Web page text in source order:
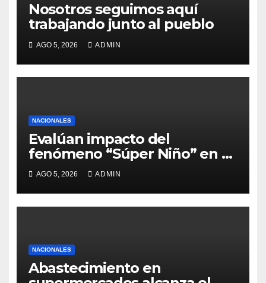
Nosotros seguimos aquí
trabajando junto al pueblo
AGO 5, 2026 ADMIN
NACIONALES
Evalúan impacto del
fenómeno “Súper Niño” en el
sector agrícola
AGO 5, 2026 ADMIN
NACIONALES
Abastecimiento en